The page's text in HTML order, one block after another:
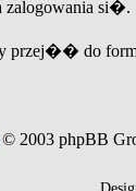
si�.
przej�� do
2003 phpBB